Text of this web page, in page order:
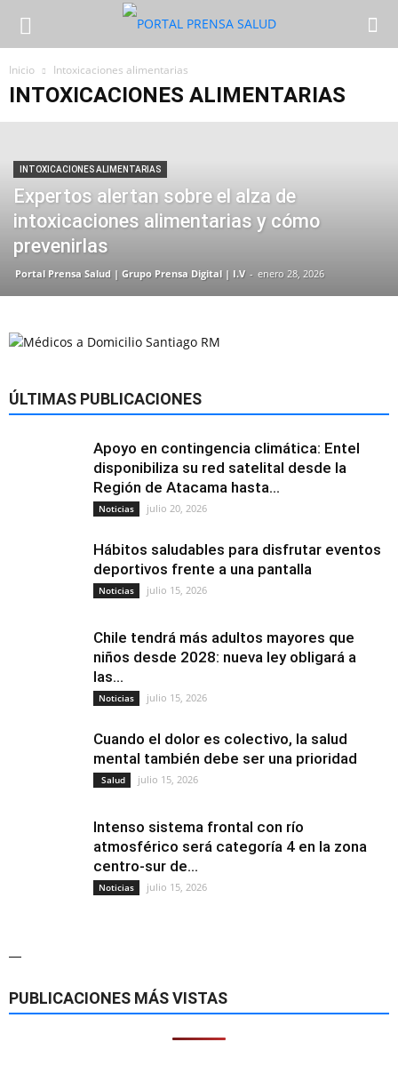
Inicio Intoxicaciones alimentarias
INTOXICACIONES ALIMENTARIAS
INTOXICACIONES ALIMENTARIAS
Expertos alertan sobre el alza de
intoxicaciones alimentarias y cómo
prevenirlas
Portal Prensa Salud | Grupo Prensa Digital | I.V - enero 28, 2026
ÚLTIMAS PUBLICACIONES
Apoyo en contingencia climática: Entel
disponibiliza su red satelital desde la
Región de Atacama hasta...
Noticias julio 20, 2026
Hábitos saludables para disfrutar eventos
deportivos frente a una pantalla
Noticias julio 15, 2026
Chile tendrá más adultos mayores que
niños desde 2028: nueva ley obligará a
las...
Noticias julio 15, 2026
Cuando el dolor es colectivo, la salud
mental también debe ser una prioridad
Salud julio 15, 2026
Intenso sistema frontal con río
atmosférico será categoría 4 en la zona
centro-sur de...
Noticias julio 15, 2026
—
PUBLICACIONES MÁS VISTAS